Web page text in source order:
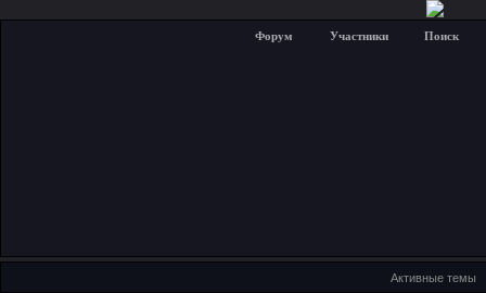
Форум Участники Поиск
Активные темы